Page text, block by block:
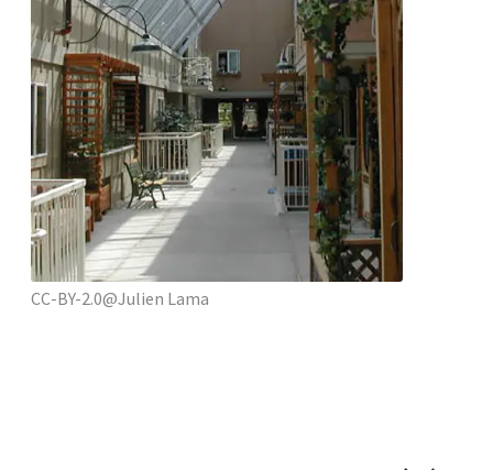
CC-BY-2.0@Julien Lama